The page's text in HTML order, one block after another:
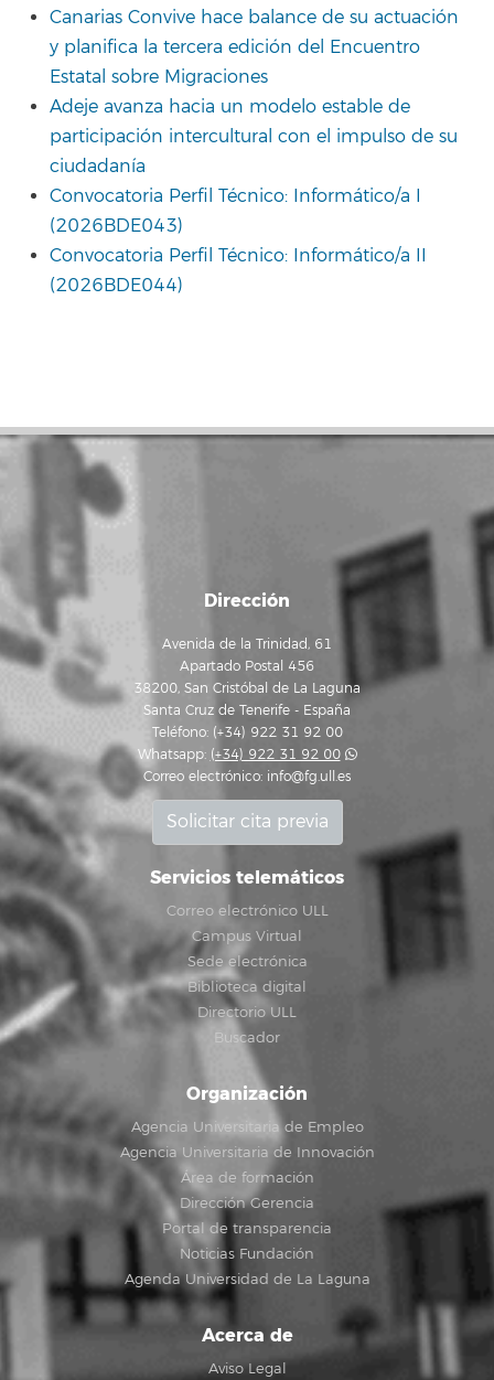
Canarias Convive hace balance de su actuación
y planifica la tercera edición del Encuentro
Estatal sobre Migraciones
Adeje avanza hacia un modelo estable de
participación intercultural con el impulso de su
ciudadanía
Convocatoria Perfil Técnico: Informático/a I
(2026BDE043)
Convocatoria Perfil Técnico: Informático/a II
(2026BDE044)
Dirección
Avenida de la Trinidad, 61
Apartado Postal 456
38200, San Cristóbal de La Laguna
Santa Cruz de Tenerife - España
Teléfono: (+34) 922 31 92 00
Whatsapp: (+34) 922 31 92 00
Correo electrónico: info@fg.ull.es
Solicitar cita previa
Servicios telemáticos
Correo electrónico ULL
Campus Virtual
Sede electrónica
Biblioteca digital
Directorio ULL
Buscador
Organización
Agencia Universitaria de Empleo
Agencia Universitaria de Innovación
Área de formación
Dirección Gerencia
Portal de transparencia
Noticias Fundación
Agenda Universidad de La Laguna
Acerca de
Aviso Legal